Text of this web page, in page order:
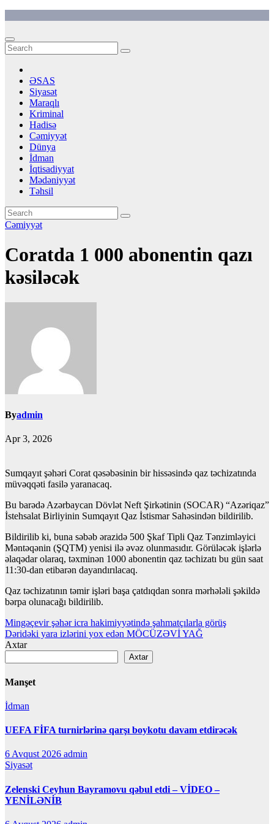
content
ƏSAS
Siyasət
Maraqlı
Kriminal
Hadisə
Cəmiyyət
Dünya
İdman
İqtisadiyyat
Mədəniyyət
Təhsil
Cəmiyyət
Coratda 1 000 abonentin qazı
kəsiləcək
Byadmin
Apr 3, 2026
Sumqayıt şəhəri Corat qəsəbəsinin bir hissəsində qaz təchizatında
müvəqqəti fasilə yaranacaq.
Bu barədə Azərbaycan Dövlət Neft Şirkətinin (SOCAR) “Azəriqaz”
İstehsalat Birliyinin Sumqayıt Qaz İstismar Sahəsindən bildirilib.
Bildirilib ki, buna səbəb ərazidə 500 Şkaf Tipli Qaz Tənzimləyici
Məntəqənin (ŞQTM) yenisi ilə əvəz olunmasıdır. Görüləcək işlərlə
əlaqədar olaraq, təxminən 1000 abonentin qaz təchizatı bu gün saat
11:30-dan etibarən dayandırılacaq.
Qaz təchizatının təmir işləri başa çatdıqdan sonra mərhələli şəkildə
bərpa olunacağı bildirilib.
Yazı
naviqasiyası
Mingəçevir şəhər icra hakimiyyətində şahmatçılarla görüş
Dəridəki yara izlərini yox edən MÖCÜZƏVİ YAĞ
Axtar
Axtar
Manşet
İdman
UEFA FİFA turnirlərinə qarşı boykotu davam etdirəcək
6 Avqust 2026 admin
Siyasət
Zelenski Ceyhun Bayramovu qəbul etdi – VİDEO –
YENİLƏNİB